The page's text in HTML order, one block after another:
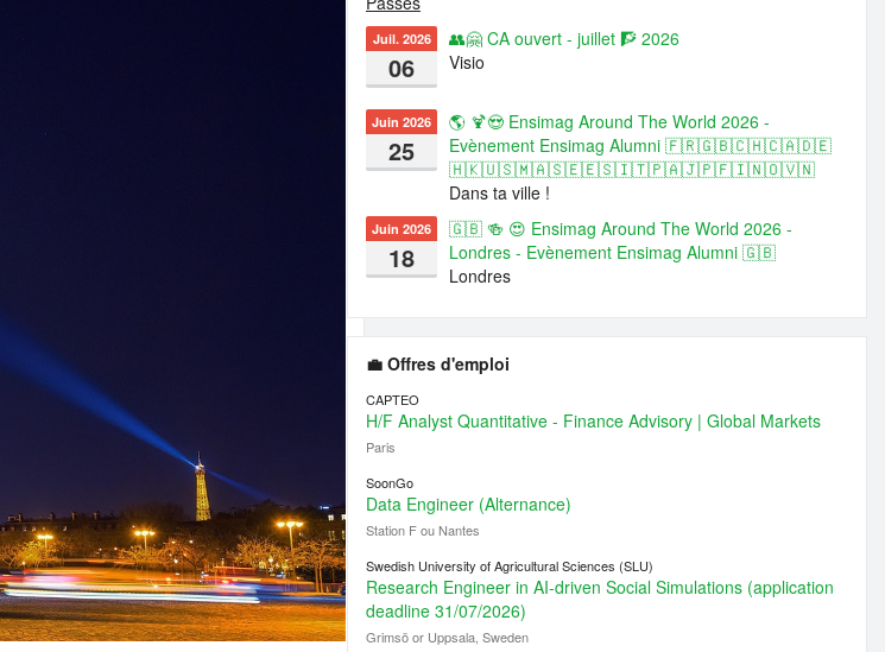
Juil. 2026
06
👥🤗 CA ouvert - juillet 🧗 2026
Visio
Juin 2026
25
🌎 🍹😍 Ensimag Around The World 2026 -
Evènement Ensimag Alumni 🇫🇷🇬🇧🇨🇭🇨🇦🇩🇪
🇭🇰🇺🇸🇲🇦🇸🇪🇪🇸🇮🇹🇵🇦🇯🇵🇫🇮🇳🇴🇻🇳
Dans ta ville !
Juin 2026
18
🇬🇧 🍻 😍 Ensimag Around The World 2026 -
Londres - Evènement Ensimag Alumni 🇬🇧
Londres
💼 Offres d'emploi
CAPTEO
H/F Analyst Quantitative - Finance Advisory | Global Markets
Paris
SoonGo
Data Engineer (Alternance)
Station F ou Nantes
Swedish University of Agricultural Sciences (SLU)
Research Engineer in AI-driven Social Simulations (application
deadline 31/07/2026)
Grimsö or Uppsala, Sweden